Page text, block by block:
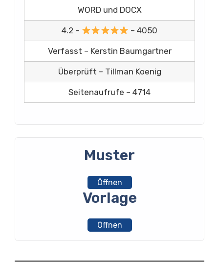
WORD und DOCX
4.2 – – 4050
Verfasst – Kerstin Baumgartner
Überprüft – Tillman Koenig
Seitenaufrufe – 4714
Muster
Öffnen
Vorlage
Öffnen